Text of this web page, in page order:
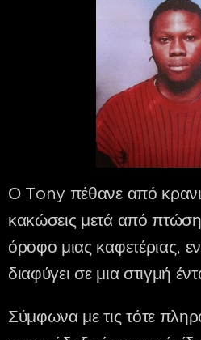
Ο Tony πέθανε από
κακώσεις μετά από
όροφο μιας καφετέριας,
διαφύγει σε μια στιγμή
Σύμφωνα με τις τότε